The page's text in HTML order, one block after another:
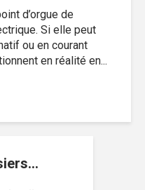
d’orgue de
Si elle peut
ou en courant
en réalité en...